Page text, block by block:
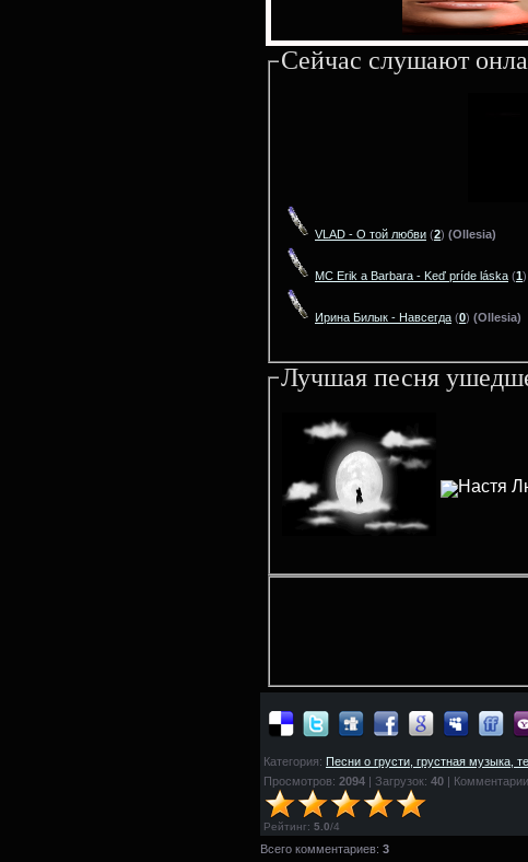
Сейчас слушают
VLAD - О той любви (2) (Ollesia)
MC Erik a Barbara - Keď príde láska (1)
Ирина Билык - Навсегда (0) (Ollesia)
Лучшая песня
Настя
Категория: Песни о грусти, грустная музыка,
Просмотров: 2094 | Загрузок: 40 |
Рейтинг: 5.0/4
Всего комментариев: 3